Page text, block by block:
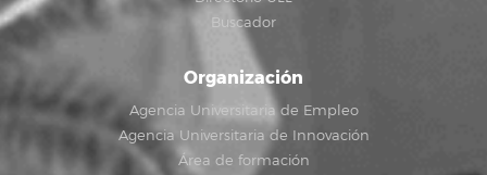
Buscador
Organización
Agencia Universitaria de Empleo
Agencia Universitaria de Innovación
Área de formación